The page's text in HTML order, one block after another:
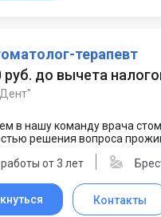
терапевт
руб. до вычета
в нашу команду врача
решения вопроса
от 3 лет
Контакты